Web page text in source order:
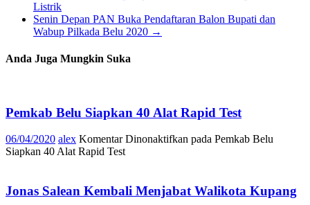
Listrik
Senin Depan PAN Buka Pendaftaran Balon Bupati dan
Wabup Pilkada Belu 2020 →
Anda Juga Mungkin Suka
Pemkab Belu Siapkan 40 Alat Rapid Test
06/04/2020 alex Komentar Dinonaktifkan pada Pemkab Belu
Siapkan 40 Alat Rapid Test
Jonas Salean Kembali Menjabat Walikota Kupang